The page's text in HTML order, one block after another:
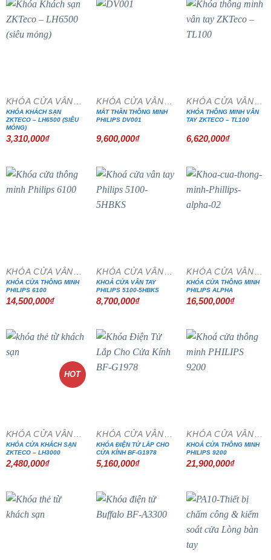
KHÓA CỬA VÂN TAY
KHÓA KHÁCH SẠN
ZKTECO – LH6500 (SIÊU
MỎNG)
3,310,000₫
KHÓA CỬA VÂN TAY
MẮT THẦN THÔNG MINH
PHILIPS DV001
9,600,000₫
KHÓA CỬA VÂN TAY
KHÓA THÔNG MINH VÂN
TAY ZKTECO – TL100
6,620,000₫
KHÓA CỬA VÂN TAY
KHÓA CỬA THÔNG MINH
PHILIPS 6100
14,500,000₫
KHÓA CỬA VÂN TAY
KHOÁ CỬA VÂN TAY
PHILIPS 5100-5HBKS
8,700,000₫
KHÓA CỬA VÂN TAY
KHÓA CỬA THÔNG MINH
PHILIPS ALPHA
16,500,000₫
HOT
KHÓA CỬA VÂN TAY
KHÓA CỬA KHÁCH SẠN
ZKTECO – LH3000
2,480,000₫
KHÓA CỬA VÂN TAY
KHÓA ĐIỆN TỬ LẮP CHO
CỬA KÍNH BF-G1978
5,160,000₫
KHÓA CỬA VÂN TAY
KHOÁ CỬA THÔNG MINH
PHILIPS 9200
21,900,000₫